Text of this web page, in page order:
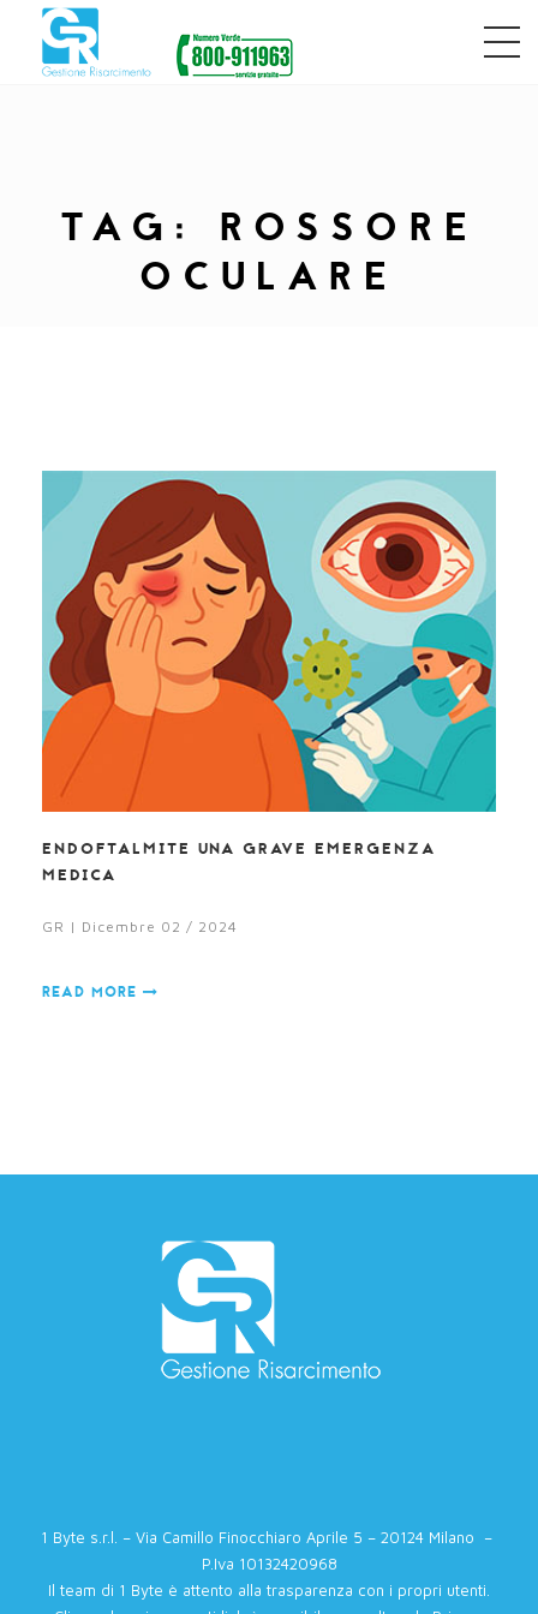
TAG: ROSSORE
OCULARE
ENDOFTALMITE UNA GRAVE EMERGENZA
MEDICA
GR | Dicembre 02 / 2024
READ MORE
1 Byte s.r.l. – Via Camillo Finocchiaro Aprile 5 – 20124 Milano –
P.Iva 10132420968
Il team di 1 Byte è attento alla trasparenza con i propri utenti.